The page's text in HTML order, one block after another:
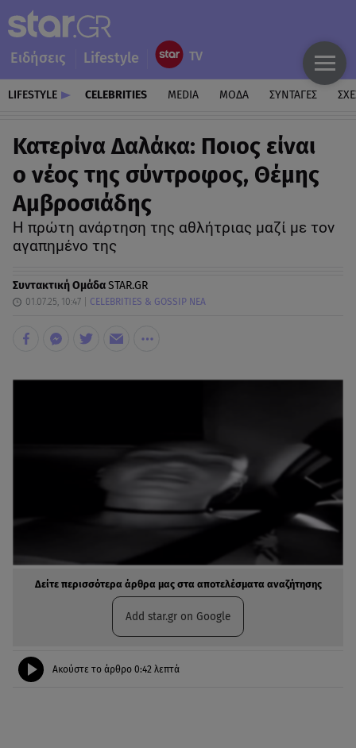
Ειδήσεις Lifestyle
LIFESTYLE CELEBRITIES MEDIA ΜΟΔΑ ΣΥΝΤΑΓΕΣ
Κατερίνα Δαλάκα: Ποιος είναι
ο νέος της σύντροφος, Θέμης
Αμβροσιάδης
Η πρώτη ανάρτηση της αθλήτριας μαζί με τον
αγαπημένο της
Συντακτική ΟμάδαSTAR.GR
01.07.25, 10:47 CELEBRITIES & GOSSIP ΝΕΑ
Δείτε περισσότερα άρθρα μας στα αποτελέσματα αναζήτησης
Add star.gr on Google
Ακούστε το άρθρο 0:42 λεπτά